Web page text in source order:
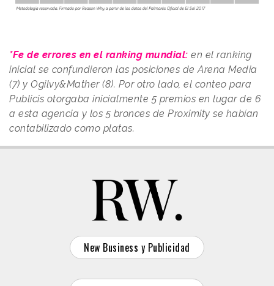
*Fe de errores en el ranking mundial: en el ranking
inicial se confundieron las posiciones de Arena Media
(7) y Ogilvy&Mather (8). Por otro lado, el conteo para
Publicis otorgaba inicialmente 5 premios en lugar de 6
a esta agencia y los 5 bronces de Proximity se habían
contabilizado como platas.
New Business y Publicidad